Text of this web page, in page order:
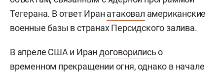
Тегерана. В ответ Иран атаковал американские
военные базы в странах Персидского залива.
В апреле США и Ирандоговорилисьо
временном прекращении огня, однако в начале